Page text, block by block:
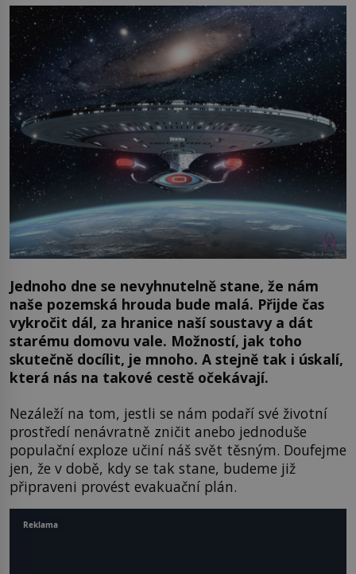
Jednoho dne se nevyhnutelně stane, že nám
naše pozemská hrouda bude malá. Přijde čas
vykročit dál, za hranice naší soustavy a dát
starému domovu vale. Možností, jak toho
skutečně docílit, je mnoho. A stejně tak i úskalí,
která nás na takové cestě očekávají.
Nezáleží na tom, jestli se nám podaří své životní
prostředí nenávratně zničit anebo jednoduše
populační exploze učiní náš svět těsným. Doufejme
jen, že v době, kdy se tak stane, budeme již
připraveni provést evakuační plán.
Reklama